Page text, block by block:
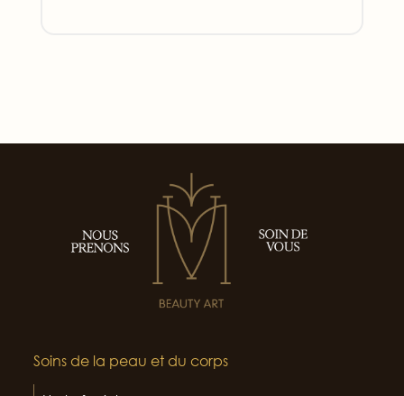
Soins de la peau et du corps